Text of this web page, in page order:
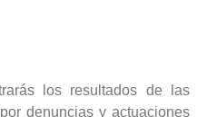
los resultados de las
denuncias y actuaciones